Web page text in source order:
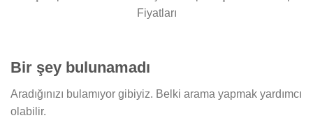
Fiyatları
Bir şey bulunamadı
Aradığınızı bulamıyor gibiyiz. Belki arama yapmak yardımcı
olabilir.